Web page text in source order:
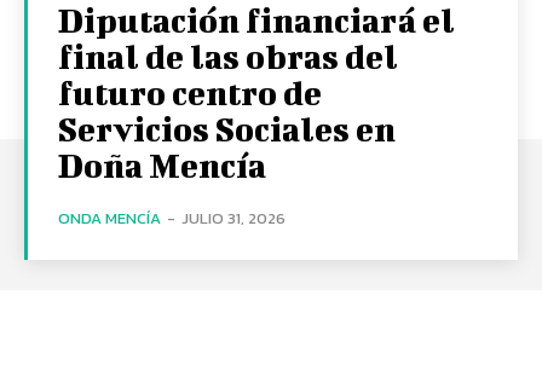
Diputación financiará el
final de las obras del
futuro centro de
Servicios Sociales en
Doña Mencía
ONDA MENCÍA - JULIO 31, 2026